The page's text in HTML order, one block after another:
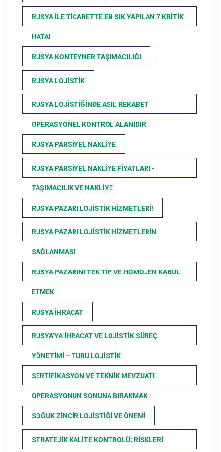
RUSYA ILE TICARETTE EN SIK YAPILAN 7 KRITIK
HATA!
RUSYA KONTEYNER TAŞIMACILIĞI
RUSYA LOJISTIK
RUSYA LOJISTIĞINDE ASIL REKABET
OPERASYONEL KONTROL ALANIDIR.
RUSYA PARSIYEL NAKLIYE
RUSYA PARSIYEL NAKLIYE FIYATLARI -
TAŞIMACILIK VE NAKLIYE
RUSYA PAZARI LOJISTIK HIZMETLERI!
RUSYA PAZARI LOJISTIK HIZMETLERIN
SAĞLANMASI
RUSYA PAZARINI TEK TIP VE HOMOJEN KABUL
ETMEK
RUSYA İHRACAT
RUSYA’YA İHRACAT VE LOJISTIK SÜREÇ
YÖNETIMI – TURU LOJISTIK
SERTIFIKASYON VE TEKNIK MEVZUATI
OPERASYONUN SONUNA BIRAKMAK
SOĞUK ZINCIR LOJISTIĞI VE ÖNEMI
STRATEJIK KALITE KONTROLÜ; RISKLERI